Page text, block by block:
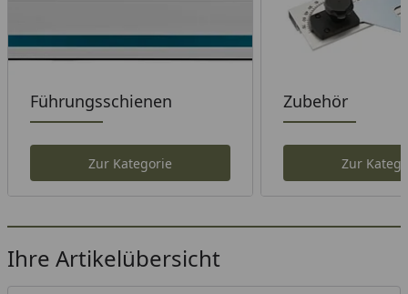
Führungsschienen
Zur Kategorie
Zubehör
Zur
Ihre Artikelübersicht